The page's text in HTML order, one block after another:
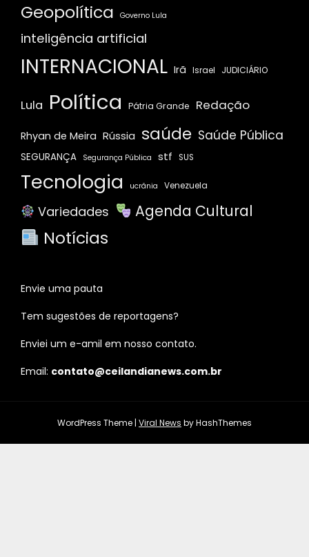
Geopolítica Governo Lula
inteligência artificial
INTERNACIONAL Irã Israel JUDICIÁRIO
Lula Política Pátria Grande Redação
Rhyan de Meira Rússia saúde Saúde Pública
SEGURANÇA Segurança Pública stf SUS
Tecnologia ucrânia Venezuela
Variedades Agenda Cultural
Notícias
Envie uma pauta
Tem sugestões de reportagens?
Enviei um e-amil em nosso contato.
Email: contato@ceilandianews.com.br
WordPress Theme | Viral News by HashThemes